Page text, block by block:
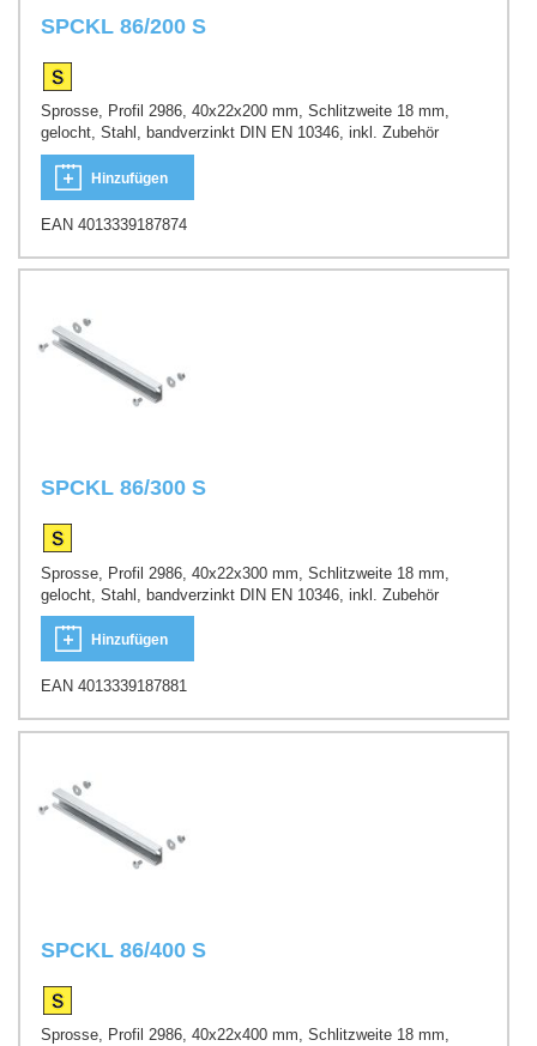
SPCKL 86/200 S
Sprosse, Profil 2986, 40x22x200 mm, Schlitzweite 18 mm,
gelocht, Stahl, bandverzinkt DIN EN 10346, inkl. Zubehör
Hinzufügen
EAN 4013339187874
SPCKL 86/300 S
Sprosse, Profil 2986, 40x22x300 mm, Schlitzweite 18 mm,
gelocht, Stahl, bandverzinkt DIN EN 10346, inkl. Zubehör
Hinzufügen
EAN 4013339187881
SPCKL 86/400 S
Sprosse, Profil 2986, 40x22x400 mm, Schlitzweite 18 mm,